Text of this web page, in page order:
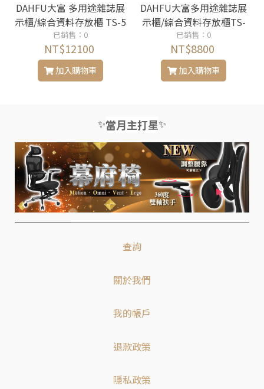
DAHFU大富 多用途雜誌展
示櫃/綜合資料存放櫃 TS-5
D
已銷售：0
NT$12100
加入購物車
DAHFU大富多用途雜誌展
示櫃/綜合資料存放櫃TS-
WHO
已銷售：0
NT$8800
加入購物車
✨當月主打星✨
查詢
關於我們
我的帳戶
退款政策
隱私政策